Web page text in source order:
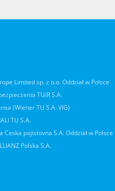
Limited sp. z o.o. Oddział w Polsce
TUiR S.A.
(Wiener TU S.A. VIG)
TU S.A.
Ceska pojistovna S.A. Oddział w Polsce
Polska S.A.